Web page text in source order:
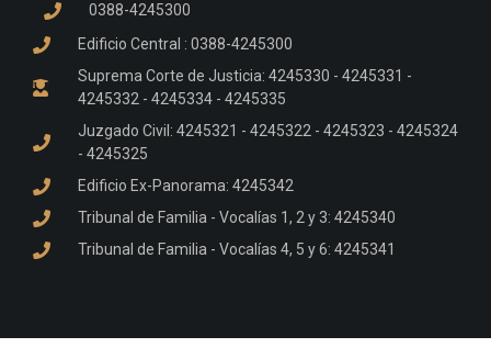
0388-4245300
Edificio Central : 0388-4245300
Suprema Corte de Justicia: 4245330 - 4245331 -
4245332 - 4245334 - 4245335
Juzgado Civil: 4245321 - 4245322 - 4245323 - 4245324
- 4245325
Edificio Ex-Panorama: 4245342
Tribunal de Familia - Vocalías 1, 2 y 3: 4245340
Tribunal de Familia - Vocalías 4, 5 y 6: 4245341